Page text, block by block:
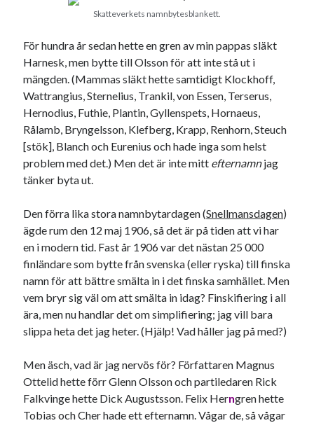
Kategorier
Etiketter
#blogg100 allmänbildning barn
barnen basket
historia hotell jobb
Julkalenderfacit Julkalendern
julkalendern 2021 Julkalendern 2024 konst
kåseri lifvet Lund mat minne
minnen mode museum musik
reklam resa sekrutt skola
sommar språk språkpolis
Skatteverkets namnbytesblankett.
För hundra år sedan hette en gren av min pappas släkt
Harnesk, men bytte till Olsson för att inte stå ut i
mängden. (Mammas släkt hette samtidigt Klockhoff,
Wattrangius, Sternelius, Trankil, von Essen, Terserus,
Hernodius, Futhie, Plantin, Gyllenspets, Hornaeus,
Rålamb, Bryngelsson, Klefberg, Krapp, Renhorn, Steuch
[stök], Blanch och Eurenius och hade inga som helst
problem med det.) Men det är inte mitt efternamnjag
tänker byta ut.
Den förra lika stora namnbytardagen (Snellmansdagen)
ägde rum den 12 maj 1906, så det är på tiden att vi har
en i modern tid. Fast år 1906 var det nästan 25 000
finländare som bytte från svenska (eller ryska) till finska
namn för att bättre smälta in i det finska samhället. Men
vem bryr sig väl om att smälta in idag? Finskifiering i all
ära, men nu handlar det om simplifiering; jag vill bara
slippa heta det jag heter. (Hjälp! Vad håller jag på med?)
Men äsch, vad är jag nervös för? Författaren Magnus
Ottelid hette förr Glenn Olsson och partiledaren Rick
Falkvinge hette Dick Augustsson. Felix Herngren hette
Tobias och Cher hade ett efternamn. Vågar de, så vågar